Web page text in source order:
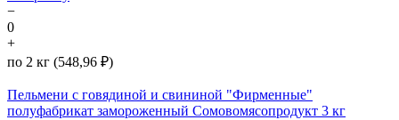
−
0
+
по 2 кг (548,96 ₽)
Пельмени с говядиной и свининой "Фирменные"
полуфабрикат замороженный Сомовомясопродукт 3 кг